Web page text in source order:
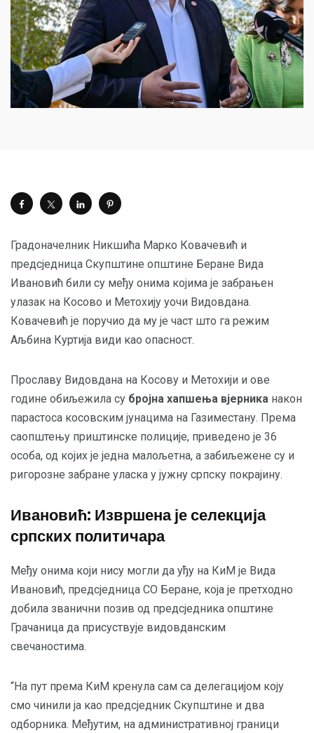
Градоначелник Никшића Марко Ковачевић и
предсједница Скупштине општине Беране Вида
Ивановић били су међу онима којима је забрањен
улазак на Косово и Метохију уочи Видовдана.
Ковачевић је поручио да му је част што га режим
Аљбина Куртија види као опасност.
Прославу Видовдана на Косову и Метохији и ове
године обиљежила су бројна хапшења вјерника након
парастоса косовским јунацима на Газиместану. Према
саопштењу приштинске полиције, приведено је 36
особа, од којих је једна малољетна, а забиљежене су и
ригорозне забране уласка у јужну српску покрајину.
Ивановић: Извршена је селекција
српских политичара
Међу онима који нису могли да уђу на КиМ је Вида
Ивановић, предсједница СО Беране, која је претходно
добила званични позив од предсједника општине
Грачаница да присуствује видовданским
свечаностима.
“На пут према КиМ кренула сам са делегацијом коју
смо чинили ја као предсједник Скупштине и два
одборника. Међутим, на административној граници